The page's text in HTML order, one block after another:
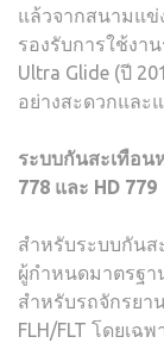
แล้วจากสนามแข่
รองรับการใช้งา
Ultra Glide (ปี
อย่างสะดวกและ
ระบบกันสะเทือน
778 และ HD 779
สำหรับระบบกันส
ผู้กำหนดมาตรฐ
สำหรับรถจักรยา
FLH/FLT โดยเฉ